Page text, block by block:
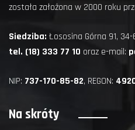
została założona w 2000 roku
Siedziba: Łososina Górna 91, 34-
tel. (18) 333 77 10 oraz e-mail:
NIP: 737-170-85-82, REGON:
Na skróty